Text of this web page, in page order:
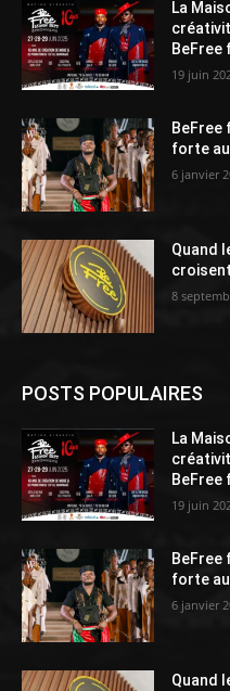
La
BeFree
19 juin
BeFree
forte
6 janvier
Quand
croisent
8
POSTS POPULAIRES
La
BeFree
19 juin
BeFree
forte
6 janvier
Quand